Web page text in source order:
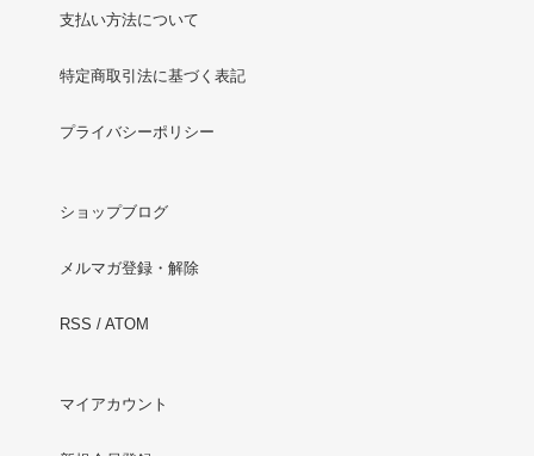
支払い方法について
特定商取引法に基づく表記
プライバシーポリシー
ショップブログ
メルマガ登録・解除
RSS / ATOM
マイアカウント